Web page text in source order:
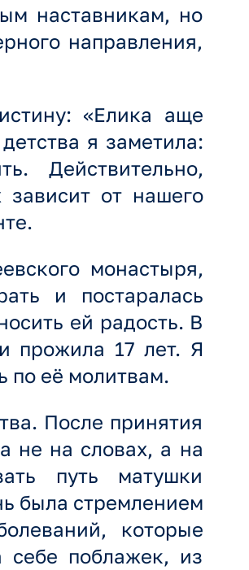
наставникам, но
направления,
«Елика аще
я заметила:
Действительно,
зависит от нашего
монастыря,
и постаралась
ей радость. В
прожила 17 лет. Я
по её молитвам.
После принятия
не на словах, а на
путь матушки
была стремлением
которые
себе поблажек, из